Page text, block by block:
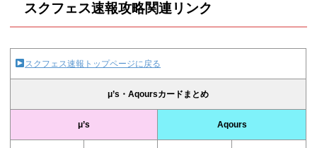
スクフェス速報攻略関連リンク
スクフェス速報トップページに戻る
μ’s・Aqoursカードまとめ
μ’s Aqours